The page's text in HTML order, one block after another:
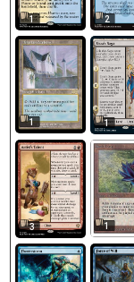
1 2
1 1
3 1